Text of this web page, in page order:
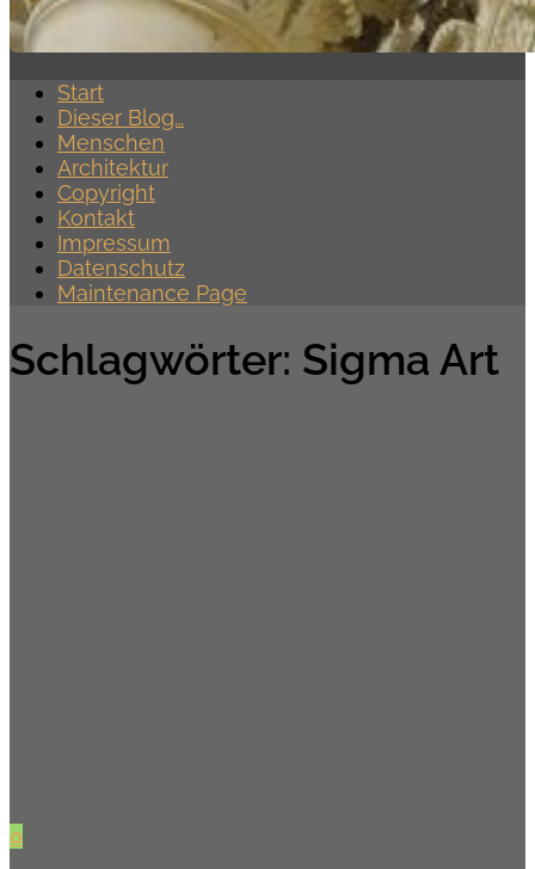
Start
Dieser Blog…
Menschen
Architektur
Copyright
Kontakt
Impressum
Datenschutz
Maintenance Page
Schlagwörter: Sigma Art
0